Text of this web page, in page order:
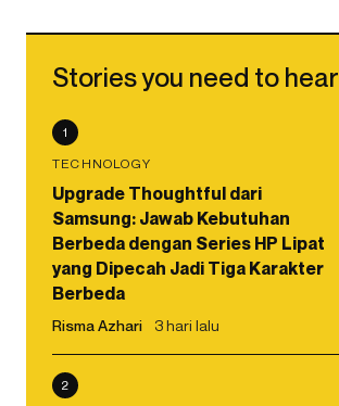
Stories you need to hear
1
TECHNOLOGY
Upgrade Thoughtful dari
Samsung: Jawab Kebutuhan
Berbeda dengan Series HP Lipat
yang Dipecah Jadi Tiga Karakter
Berbeda
Risma Azhari 3 hari lalu
2